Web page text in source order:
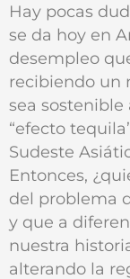
Hay pocas
se da hoy en
desempleo
recibiendo un
sea sostenible
“efecto
Sudeste
Entonces,
del problema
y que a
nuestra
alterando la